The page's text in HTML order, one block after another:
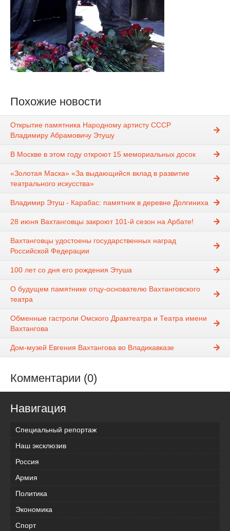
Похожие новости
Открытие памятника Народному артисту СССР
Владимиру Абрамовичу Этушу
В Москве в этом году откроют 15 мемориальных досок
«Золотая Маска» «За выдающийся вклад в развитие
театрального искусства»
Владимир Этуш - Карабас: памятник в деревне Долгиниха
28 июня Вахтанговцы закроют 101-й сезон на Арбате!
Вахтанговцы удостоены государственных наград
Российской Федерации
100 лет со дня его рождения Этуша
О будущем памятнике отцу-основателю Вахтанговского
театра
Обменные гастроли Омского Драмтеатра и Театра имени
Вахтангова
Дом-музей Евгения Вахтангова во Владикавказе
Комментарии (0)
Навигация
Специальный репортаж
Наш эксклюзив
Россия
Армия
Политика
Экономика
Спорт